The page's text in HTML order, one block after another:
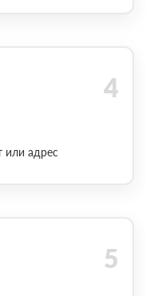
или адрес